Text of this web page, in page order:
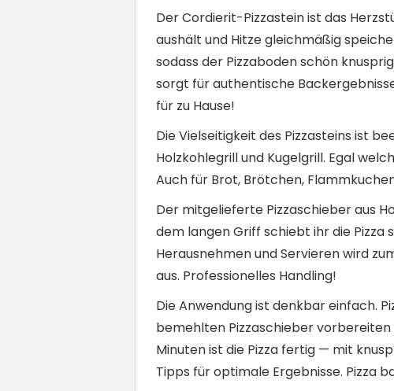
Der Cordierit-Pizzastein ist das
aushält und Hitze gleichmäßig
sodass der Pizzaboden schön
sorgt für authentische
für zu Hause!
Die Vielseitigkeit des Pizzasteins ist
Holzkohlegrill und Kugelgrill. Egal
Auch für Brot, Brötchen,
Der mitgelieferte Pizzaschieber aus
dem langen Griff schiebt ihr die Pizza
Herausnehmen und Servieren wird
aus. Professionelles Handling!
Die Anwendung ist denkbar einfach.
bemehlten Pizzaschieber vorbereiten
Minuten ist die Pizza fertig — mit
Tipps für optimale Ergebnisse. Pizza